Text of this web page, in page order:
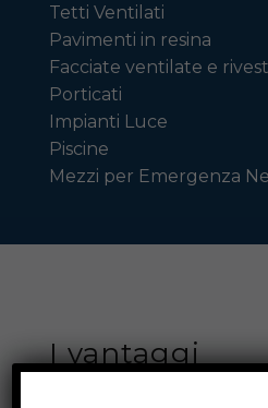
Tetti Ventilati
Pavimenti in resina
Facciate ventilate e
Porticati
Impianti Luce
Piscine
Mezzi per Emergenza
I vantaggi